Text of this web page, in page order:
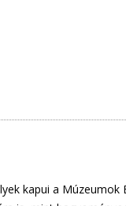
kapui a Múzeumok